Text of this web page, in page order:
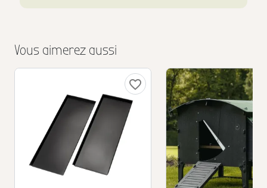
Vous aimerez aussi
favorite_border